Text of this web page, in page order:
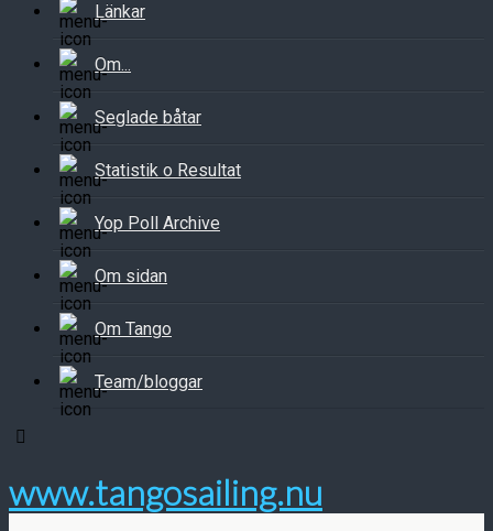
Länkar
Om...
Seglade båtar
Statistik o Resultat
Yop Poll Archive
Om sidan
Om Tango
Team/bloggar
www.tangosailing.nu